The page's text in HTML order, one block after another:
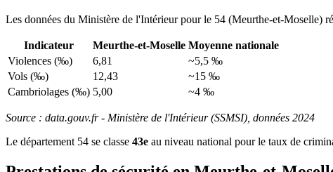
Les données du Ministère de l'Intérieur pour le 54 (Meurthe-et-Moselle)
Indicateur Meurthe-et-Moselle Moyenne nationale
Violences (‰)
6,81
~5,5 ‰
Vols (‰)
12,43
~15 ‰
Cambriolages (‰) 5,00 ~4 ‰
Source : data.gouv.fr - Ministère de l'Intérieur (SSMSI), données 2024
Le département 54 se classe 43e au niveau national pour le taux de